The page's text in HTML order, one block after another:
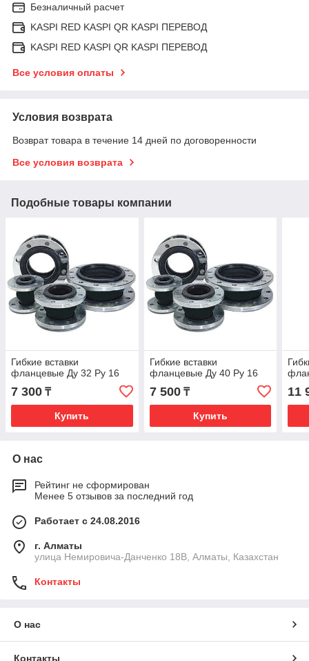
Безналичный расчет
KASPI RED KASPI QR KASPI ПЕРЕВОД
KASPI RED KASPI QR KASPI ПЕРЕВОД
Все условия оплаты
Условия возврата
Возврат товара в течение 14 дней по договоренности
Все условия возврата
Подобные товары компании
Гибкие вставки
фланцевые Ду 32 Ру 16
7 300 ₸
Купить
Гибкие вставки
фланцевые Ду 40 Ру 16
7 500₸
Купить
11
О нас
Рейтинг не сформирован
Менее 5 отзывов за последний год
Работает с 24.08.2016
г. Алматы
улица Немировича-Данченко 18В, Алматы, Казахстан
Контакты
О нас
Контакты